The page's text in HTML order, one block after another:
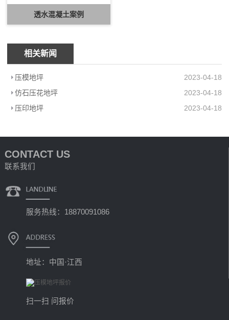
透水混凝土案例
相关新闻
压模地坪
2023-04-18
仿石压花地坪
2023-04-18
压印地坪
2023-04-18
CONTACT US
联系我们
服务热线：18870091086
地址：中国·江西
扫一扫 问报价